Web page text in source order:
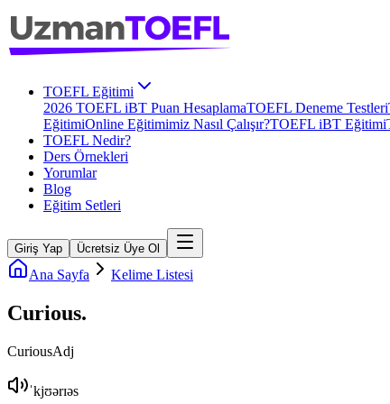
TOEFL Eğitimi
2026 TOEFL iBT Puan HesaplamaTOEFL Deneme Testleri
EğitimiOnline Eğitimimiz Nasıl Çalışır?TOEFL iBT Eğitimi
TOEFL Nedir?
Ders Örnekleri
Yorumlar
Blog
Eğitim Setleri
Giriş Yap Ücretsiz Üye Ol
Ana Sayfa Kelime Listesi
Curious.
CuriousAdj
ˈkjʊərɪəs